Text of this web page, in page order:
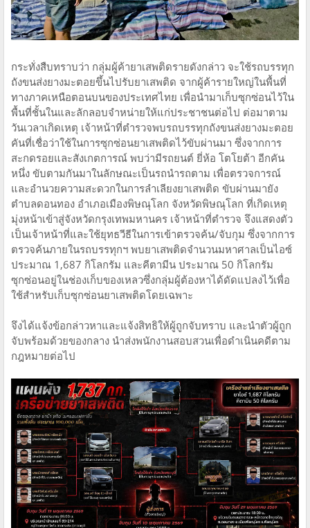
กระทั่งสืบทราบว่า กลุ่มผู้ค้ายาเสพติดรายดังกล่าว จะใช้รถบรรทุก
ถังขนส่งยางมะตอยขึ้นไปรับยาเสพติด จากผู้ค้ารายใหญ่ในพื้นที่
ทางภาคเหนือตอนบนของประเทศไทย เพื่อนำมาเก็บซุกซ่อนไว้ใน
พื้นที่ชั้นในและลักลอบจำหน่ายให้แก่ประชาชนต่อไป ต่อมาตาม
วันเวลาเกิดเหตุ เจ้าหน้าที่ตำรวจพบรถบรรทุกถังขนส่งยางมะตอย
คันที่เชื่อว่าใช้ในการซุกซ่อนยาเสพติดไว้ขับผ่านมา ซึ่งจากการ
สะกดรอยและสังเกตการณ์ พบว่ามีรถยนต์ ยี่ห้อ โตโยต้า อีกคัน
หนึ่ง ขับตามกันมาในลักษณะเป็นรถนำรถตาม เพื่อตรวจการณ์
และอำนวยความสะดวกในการลำเลียงยาเสพติด ขับผ่านมายัง
ตำบลดอนทอง อำเภอเมืองพิษณุโลก จังหวัดพิษณุโลก ที่เกิดเหตุ
มุ่งหน้าเข้าสู่จังหวัดกรุงเทพมหานคร เจ้าหน้าที่ตำรวจ จึงแสดงตัว
เป็นเจ้าหน้าที่และใช้ยุทธวีธีในการเข้าตรวจค้น/จับกุม ซึ่งจากการ
ตรวจค้นภายในรถบรรทุกฯ พบยาเสพติดจำนวนมหาศาลเป็นไอซ์
ประมาณ 1,687 กิโลกรัม และคีตามีน ประมาณ 50 กิโลกรัม
ซุกซ่อนอยู่ในช่องเก็บของเหลวซึ่งกลุ่มผู้ต้องหาได้ดัดแปลงไว้เพื่อ
ใช้สำหรับเก็บซุกซ่อนยาเสพติดโดยเฉพาะ
จึงได้แจ้งข้อกล่าวหาและแจ้งสิทธิให้ผู้ถูกจับทราบ และนำตัวผู้ถูก
จับพร้อมด้วยของกลาง นำส่งพนักงานสอบสวนเพื่อดำเนินคดีตาม
กฎหมายต่อไป